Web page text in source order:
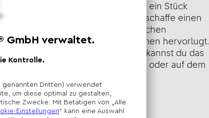
mit dem du dir tolle Farbtupfer und ein Stück
Natur in deine vier Wände holst. Erschaffe einen
Tigerkopf aus 744 Steinen, der zwischen
wunderschönen Pflanzen und Blumen hervorlugt.
Nach dem lohnenden Bauerlebnis kannst du das
3D-Kunstwerk an die Wand hängen oder auf dem